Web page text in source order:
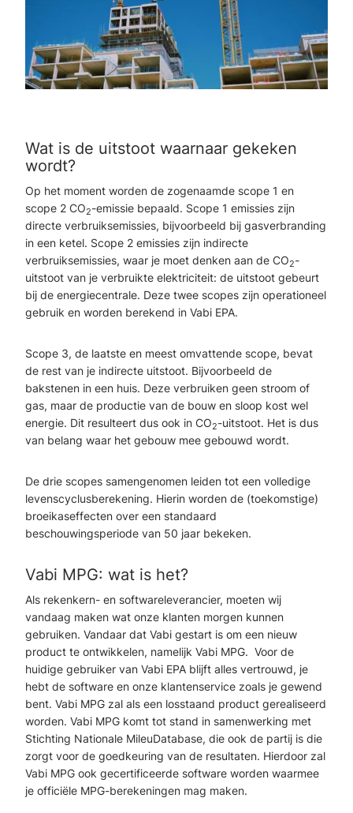
Wat is de uitstoot waarnaar gekeken
wordt?
Op het moment worden de zogenaamde scope 1 en
scope 2 CO2-emissie bepaald. Scope 1 emissies zijn
directe verbruiksemissies, bijvoorbeeld bij gasverbranding
in een ketel. Scope 2 emissies zijn indirecte
verbruiksemissies, waar je moet denken aan de CO2-
uitstoot van je verbruikte elektriciteit: de uitstoot gebeurt
bij de energiecentrale. Deze twee scopes zijn operationeel
gebruik en worden berekend in Vabi EPA.
Scope 3, de laatste en meest omvattende scope, bevat
de rest van je indirecte uitstoot. Bijvoorbeeld de
bakstenen in een huis. Deze verbruiken geen stroom of
gas, maar de productie van de bouw en sloop kost wel
energie. Dit resulteert dus ook in CO2-uitstoot. Het is dus
van belang waar het gebouw mee gebouwd wordt.
De drie scopes samengenomen leiden tot een volledige
levenscyclusberekening. Hierin worden de (toekomstige)
broeikaseffecten over een standaard
beschouwingsperiode van 50 jaar bekeken.
Vabi MPG: wat is het?
Als rekenkern- en softwareleverancier, moeten wij
vandaag maken wat onze klanten morgen kunnen
gebruiken. Vandaar dat Vabi gestart is om een nieuw
product te ontwikkelen, namelijk Vabi MPG. Voor de
huidige gebruiker van Vabi EPA blijft alles vertrouwd, je
hebt de software en onze klantenservice zoals je gewend
bent. Vabi MPG zal als een losstaand product gerealiseerd
worden. Vabi MPG komt tot stand in samenwerking met
Stichting Nationale MileuDatabase, die ook de partij is die
zorgt voor de goedkeuring van de resultaten. Hierdoor zal
Vabi MPG ook gecertificeerde software worden waarmee
je officiële MPG-berekeningen mag maken.